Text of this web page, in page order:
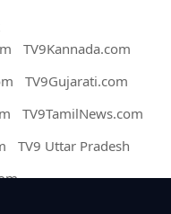
TV9Kannada.com
TV9Gujarati.com
TV9TamilNews.com
TV9 Uttar Pradesh